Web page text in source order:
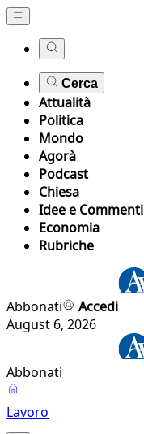
Cerca
Attualità
Politica
Mondo
Agorà
Podcast
Chiesa
Idee e Commenti
Economia
Rubriche
Abbonati
Accedi
August 6, 2026
Abbonati
Lavoro